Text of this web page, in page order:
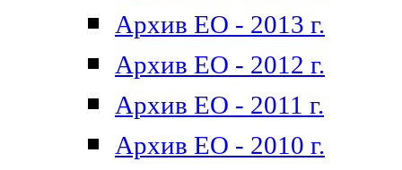
Архив ЕО - 2013 г.
Архив ЕО - 2012 г.
Архив ЕО - 2011 г.
Архив ЕО - 2010 г.